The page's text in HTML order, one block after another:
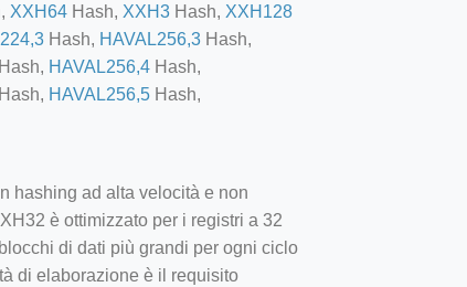
XXH64 Hash, XXH3 Hash, XXH128
Hash, HAVAL256,3 Hash,
Hash, HAVAL256,4 Hash,
Hash, HAVAL256,5 Hash,
hashing ad alta velocità e non
è ottimizzato per i registri a 32
di dati più grandi per ogni ciclo
di elaborazione è il requisito